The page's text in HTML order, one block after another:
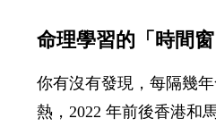
命理學習的「時間
你有沒有發現，每隔幾
熱，2022 年前後香港和